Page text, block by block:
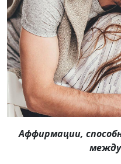
Аффирмации,
между